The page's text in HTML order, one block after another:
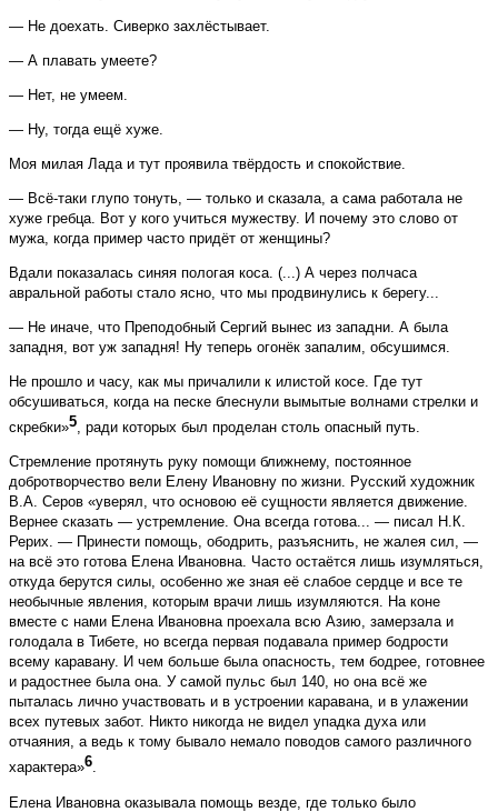
— Не доехать. Сиверко захлёстывает.
— А плавать умеете?
— Нет, не умеем.
— Ну, тогда ещё хуже.
Моя милая Лада и тут проявила твёрдость и спокойствие.
— Всё-таки глупо тонуть, — только и сказала, а сама работала не
хуже гребца. Вот у кого учиться мужеству. И почему это слово от
мужа, когда пример часто придёт от женщины?
Вдали показалась синяя пологая коса. (...) А через полчаса
авральной работы стало ясно, что мы продвинулись к берегу...
— Не иначе, что Преподобный Сергий вынес из западни. А была
западня, вот уж западня! Ну теперь огонёк запалим, обсушимся.
Не прошло и часу, как мы причалили к илистой косе. Где тут
обсушиваться, когда на песке блеснули вымытые волнами стрелки и
скребки»5, ради которых был проделан столь опасный путь.
Стремление протянуть руку помощи ближ­нему, постоянное
добротворчество вели Еле­ну Ивановну по жизни. Русский художник
В.А. Серов «уверял, что основою её сущности является движение.
Вернее сказать — устремление. Она всегда готова... — писал Н.К.
Рерих. — Принести помощь, ободрить, разъяснить, не жалея сил, —
на всё это готова Елена Ивановна. Часто остаётся лишь изумляться,
откуда берутся силы, особенно же зная её слабое сердце и все те
необычные явления, которым врачи лишь изумляются. На коне
вместе с нами Елена Ивановна проехала всю Азию, замерзала и
голодала в Тибете, но всегда первая подавала пример бодрости
всему каравану. И чем больше была опасность, тем бодрее, готовнее
и радостнее была она. У самой пульс был 140, но она всё же
пыталась лично участвовать и в устроении каравана, и в улажении
всех путевых забот. Никто никогда не видел упадка духа или
отчаяния, а ведь к тому бывало немало поводов самого различного
характера»6.
Елена Ивановна оказывала помощь везде, где только было